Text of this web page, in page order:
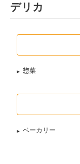
デリカ
惣菜
ベーカリー